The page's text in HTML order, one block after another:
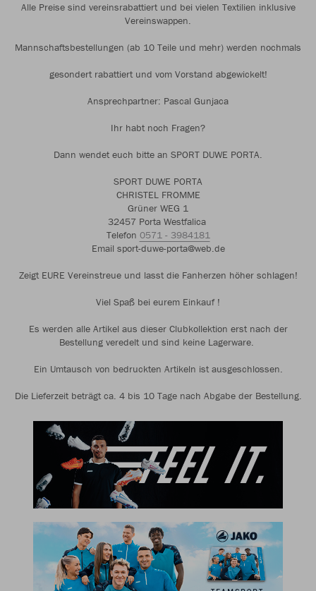
Alle Preise sind vereinsrabattiert und bei vielen Textilien inklusive
Vereinswappen.
Mannschaftsbestellungen (ab 10 Teile und mehr) werden nochmals
gesondert rabattiert und vom Vorstand abgewickelt!
Ansprechpartner: Pascal Gunjaca
Ihr habt noch Fragen?
Dann wendet euch bitte an SPORT DUWE PORTA.
SPORT DUWE PORTA
CHRISTEL FROMME
Grüner WEG 1
32457 Porta Westfalica
Telefon 0571 - 3984181
Email sport-duwe-porta@web.de
Zeigt EURE Vereinstreue und lasst die Fanherzen höher schlagen!
Viel Spaß bei eurem Einkauf !
Es werden alle Artikel aus dieser Clubkollektion erst nach der
Bestellung veredelt und sind keine Lagerware.
Ein Umtausch von bedruckten Artikeln ist ausgeschlossen.
Die Lieferzeit beträgt ca. 4 bis 10 Tage nach Abgabe der Bestellung.